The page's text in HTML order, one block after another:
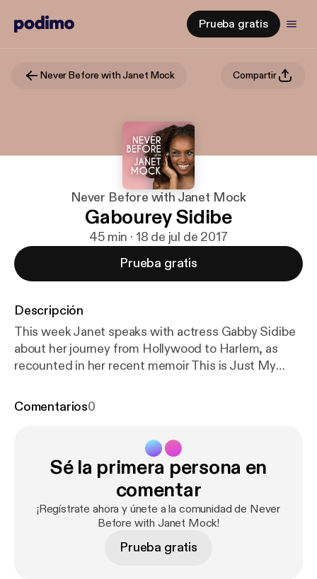
Prueba gratis
Never Before with Janet Mock Compartir
Never Before with Janet Mock
Gabourey Sidibe
45 min · 18 de jul de 2017
Prueba gratis
Descripción
This week Janet speaks with actress Gabby Sidibe
about her journey from Hollywood to Harlem, as
recounted in her recent memoir This is Just My
confidence, class transition, and that time she
Learn more about your ad choices. Visit
podcastchoices.com/adchoices [https://podcastch
oices.com/adchoices]
Comentarios0
Sé la primera persona en
comentar
¡Regístrate ahora y únete a la comunidad de Never
Before with Janet Mock!
Prueba gratis